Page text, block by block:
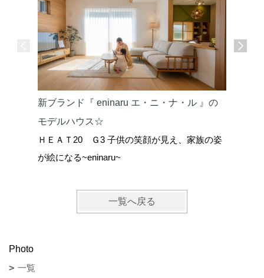
新ブランド『 eninaru エ・ニ・ナ・ル 』の
モデルハウス☆
ＨＥＡＴ20 Ｇ3 子供の笑顔が見え、家族の姿
が絵になる~eninaru~
一覧へ戻る
Photo
一覧